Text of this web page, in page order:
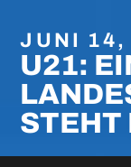
JUNI 14,
U21:
STEHT